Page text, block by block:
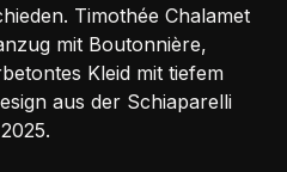
Timothée Chalamet
mit Boutonnière,
Kleid mit tiefem
aus der Schiaparelli